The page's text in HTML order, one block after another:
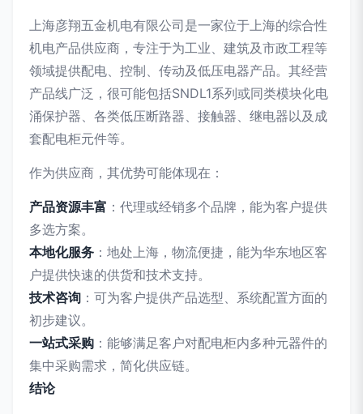
上海彦翔五金机电有限公司是一家位于上海的综合性
机电产品供应商，专注于为工业、建筑及市政工程等
领域提供配电、控制、传动及低压电器产品。其经营
产品线广泛，很可能包括SNDL1系列或同类模块化电
涌保护器、各类低压断路器、接触器、继电器以及成
套配电柜元件等。
作为供应商，其优势可能体现在：
产品资源丰富 ：代理或经销多个品牌，能为客户提供
多选方案。
本地化服务 ：地处上海，物流便捷，能为华东地区客
户提供快速的供货和技术支持。
技术咨询 ：可为客户提供产品选型、系统配置方面的
初步建议。
一站式采购 ：能够满足客户对配电柜内多种元器件的
集中采购需求，简化供应链。
结论